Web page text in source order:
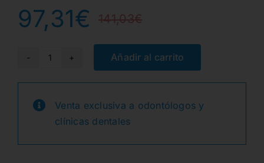
141,03€El
precio
original
era:
141,03€.
97,31€
El
precio
actual
es:
97,31€.
3030-
S-
SET
PARO
BANDEJA
Añadir al carrito
Venta exclusiva a odontólogos y
clínicas dentales